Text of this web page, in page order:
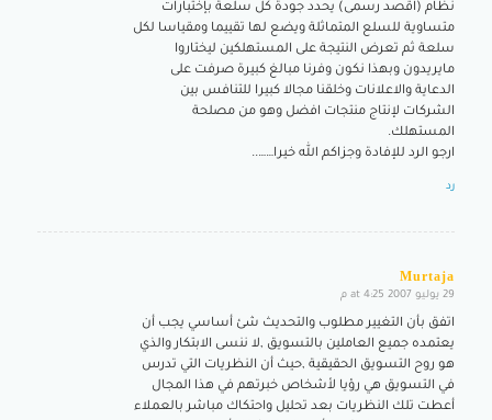
نظام (اقصد رسمى) يحدد جودة كل سلعة بإختبارات
متساوية للسلع المتماثلة ويضع لها تقييما ومقياسا لكل
سلعة ثم تعرض النتيجة على المستهلكين ليختاروا
مايريدون وبهذا نكون وفرنا مبالغ كبيرة صرفت على
الدعاية والاعلانات وخلقنا مجالا كبيرا للتنافس بين
الشركات لإنتاج منتجات افضل وهو من مصلحة
المستهلك.
ارجو الرد للإفادة وجزاكم الله خيرا……..
رد
Murtaja
says:
29 يوليو 2007 at 4:25 م
اتفق بأن التغيير مطلوب والتحديث شئ أساسي يجب أن
يعتمده جميع العاملين بالتسويق ,لا ننسى الابتكار والذي
هو روح التسويق الحقيقية ,حيث أن النظريات التي تدرس
في التسويق هي رؤيا لأشخاص خبرتهم في هذا المجال
أعطت تلك النظريات بعد تحليل واحتكاك مباشر بالعملاء